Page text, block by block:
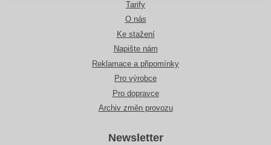
Tarify
O nás
Ke stažení
Napište nám
Reklamace a připomínky
Pro výrobce
Pro dopravce
Archiv změn provozu
Newsletter